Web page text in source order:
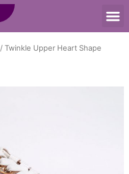
/ Twinkle Upper Heart Shape